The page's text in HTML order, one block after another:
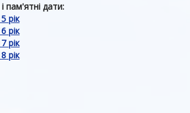
пам'ятні дати:
рік
рік
рік
рік